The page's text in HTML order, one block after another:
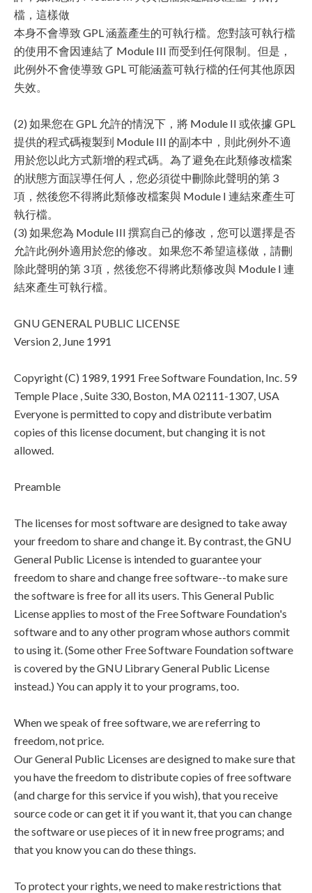
檔，這樣做
本身不會導致 GPL 涵蓋產生的可執行檔。您對該可執行檔
的使用不會因連結了 Module III 而受到任何限制。但是，
此例外不會使導致 GPL 可能涵蓋可執行檔的任何其他原因
失效。
(2) 如果您在 GPL 允許的情況下，將 Module II 或依據 GPL
提供的程式碼複製到 Module III 的副本中，則此例外不適
用於您以此方式新增的程式碼。為了避免在此類修改檔案
的狀態方面誤導任何人，您必須從中刪除此聲明的第 3
項，然後您不得將此類修改檔案與 Module I 連結來產生可
執行檔。
(3) 如果您為 Module III 撰寫自己的修改，您可以選擇是否
允許此例外適用於您的修改。如果您不希望這樣做，請刪
除此聲明的第 3 項，然後您不得將此類修改與 Module I 連
結來產生可執行檔。
GNU GENERAL PUBLIC LICENSE
Version 2, June 1991
Copyright (C) 1989, 1991 Free Software Foundation, Inc. 59
Temple Place , Suite 330, Boston, MA 02111-1307, USA
Everyone is permitted to copy and distribute verbatim
copies of this license document, but changing it is not
allowed.
Preamble
The licenses for most software are designed to take away
your freedom to share and change it. By contrast, the GNU
General Public License is intended to guarantee your
freedom to share and change free software--to make sure
the software is free for all its users. This General Public
License applies to most of the Free Software Foundation's
software and to any other program whose authors commit
to using it. (Some other Free Software Foundation software
is covered by the GNU Library General Public License
instead.) You can apply it to your programs, too.
When we speak of free software, we are referring to
freedom, not price.
Our General Public Licenses are designed to make sure that
you have the freedom to distribute copies of free software
(and charge for this service if you wish), that you receive
source code or can get it if you want it, that you can change
the software or use pieces of it in new free programs; and
that you know you can do these things.
To protect your rights, we need to make restrictions that